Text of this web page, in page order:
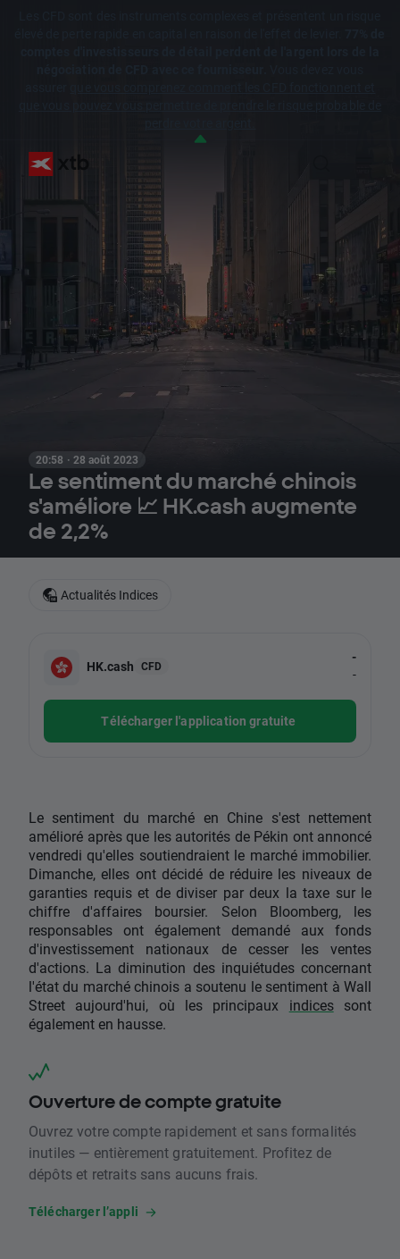
20:58 · 28 août 2023
Le sentiment du marché chinois
s'améliore 📈 HK.cash augmente
de 2,2%
HK.cash CFD
-
-
Télécharger l'application gratuite
Le sentiment du marché en Chine s'est nettement
amélioré après que les autorités de Pékin ont annoncé
vendredi qu'elles soutiendraient le marché immobilier.
Dimanche, elles ont décidé de réduire les niveaux de
garanties requis et de diviser par deux la taxe sur le
chiffre d'affaires boursier. Selon Bloomberg, les
responsables ont également demandé aux fonds
d'investissement nationaux de cesser les ventes
d'actions. La diminution des inquiétudes concernant
l'état du marché chinois a soutenu le sentiment à Wall
Street aujourd'hui, où les principaux indicessont
également en hausse.
Ouverture de compte gratuite
Ouvrez votre compte rapidement et sans formalités
inutiles — entièrement gratuitement. Profitez de
dépôts et retraits sans aucuns frais.
Télécharger l’appli
Actualités Indices